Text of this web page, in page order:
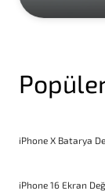
iPhone X Batarya
iPhone 16 Ekran